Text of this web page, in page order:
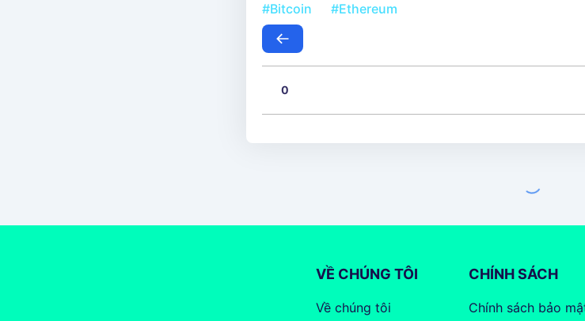
#Bitcoin #Ethereum
0
VỀ CHÚNG TÔI
Về chúng tôi
CHÍNH SÁCH
Chính sách bảo